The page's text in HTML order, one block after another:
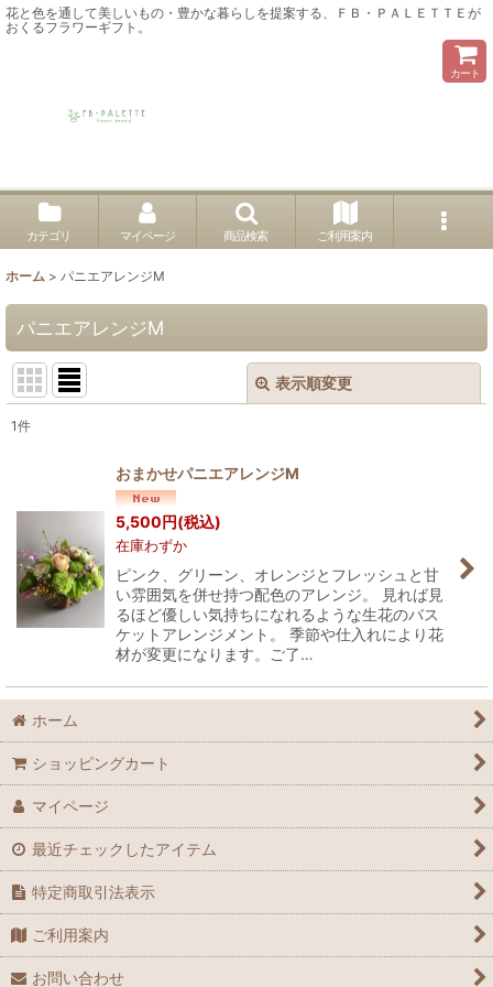
花と色を通して美しいもの・豊かな暮らしを提案する、ＦＢ・ＰＡＬＥＴＴＥが
おくるフラワーギフト。
カート
カテゴリ マイページ 商品検索 ご利用案内
ホーム > パニエアレンジM
パニエアレンジM
表示順変更
並び順:
絞り込む
1件
おまかせパニエアレンジM
5,500円(税込)
在庫わずか
ピンク、グリーン、オレンジとフレッシュと甘
い雰囲気を併せ持つ配色のアレンジ。 見れば見
るほど優しい気持ちになれるような生花のバス
ケットアレンジメント。 季節や仕入れにより花
材が変更になります。ご了…
ホーム
ショッピングカート
マイページ
最近チェックしたアイテム
特定商取引法表示
ご利用案内
お問い合わせ